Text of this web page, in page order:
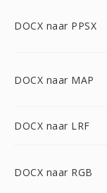
DOCX naar PPSX
DOCX naar MAP
DOCX naar LRF
DOCX naar RGB